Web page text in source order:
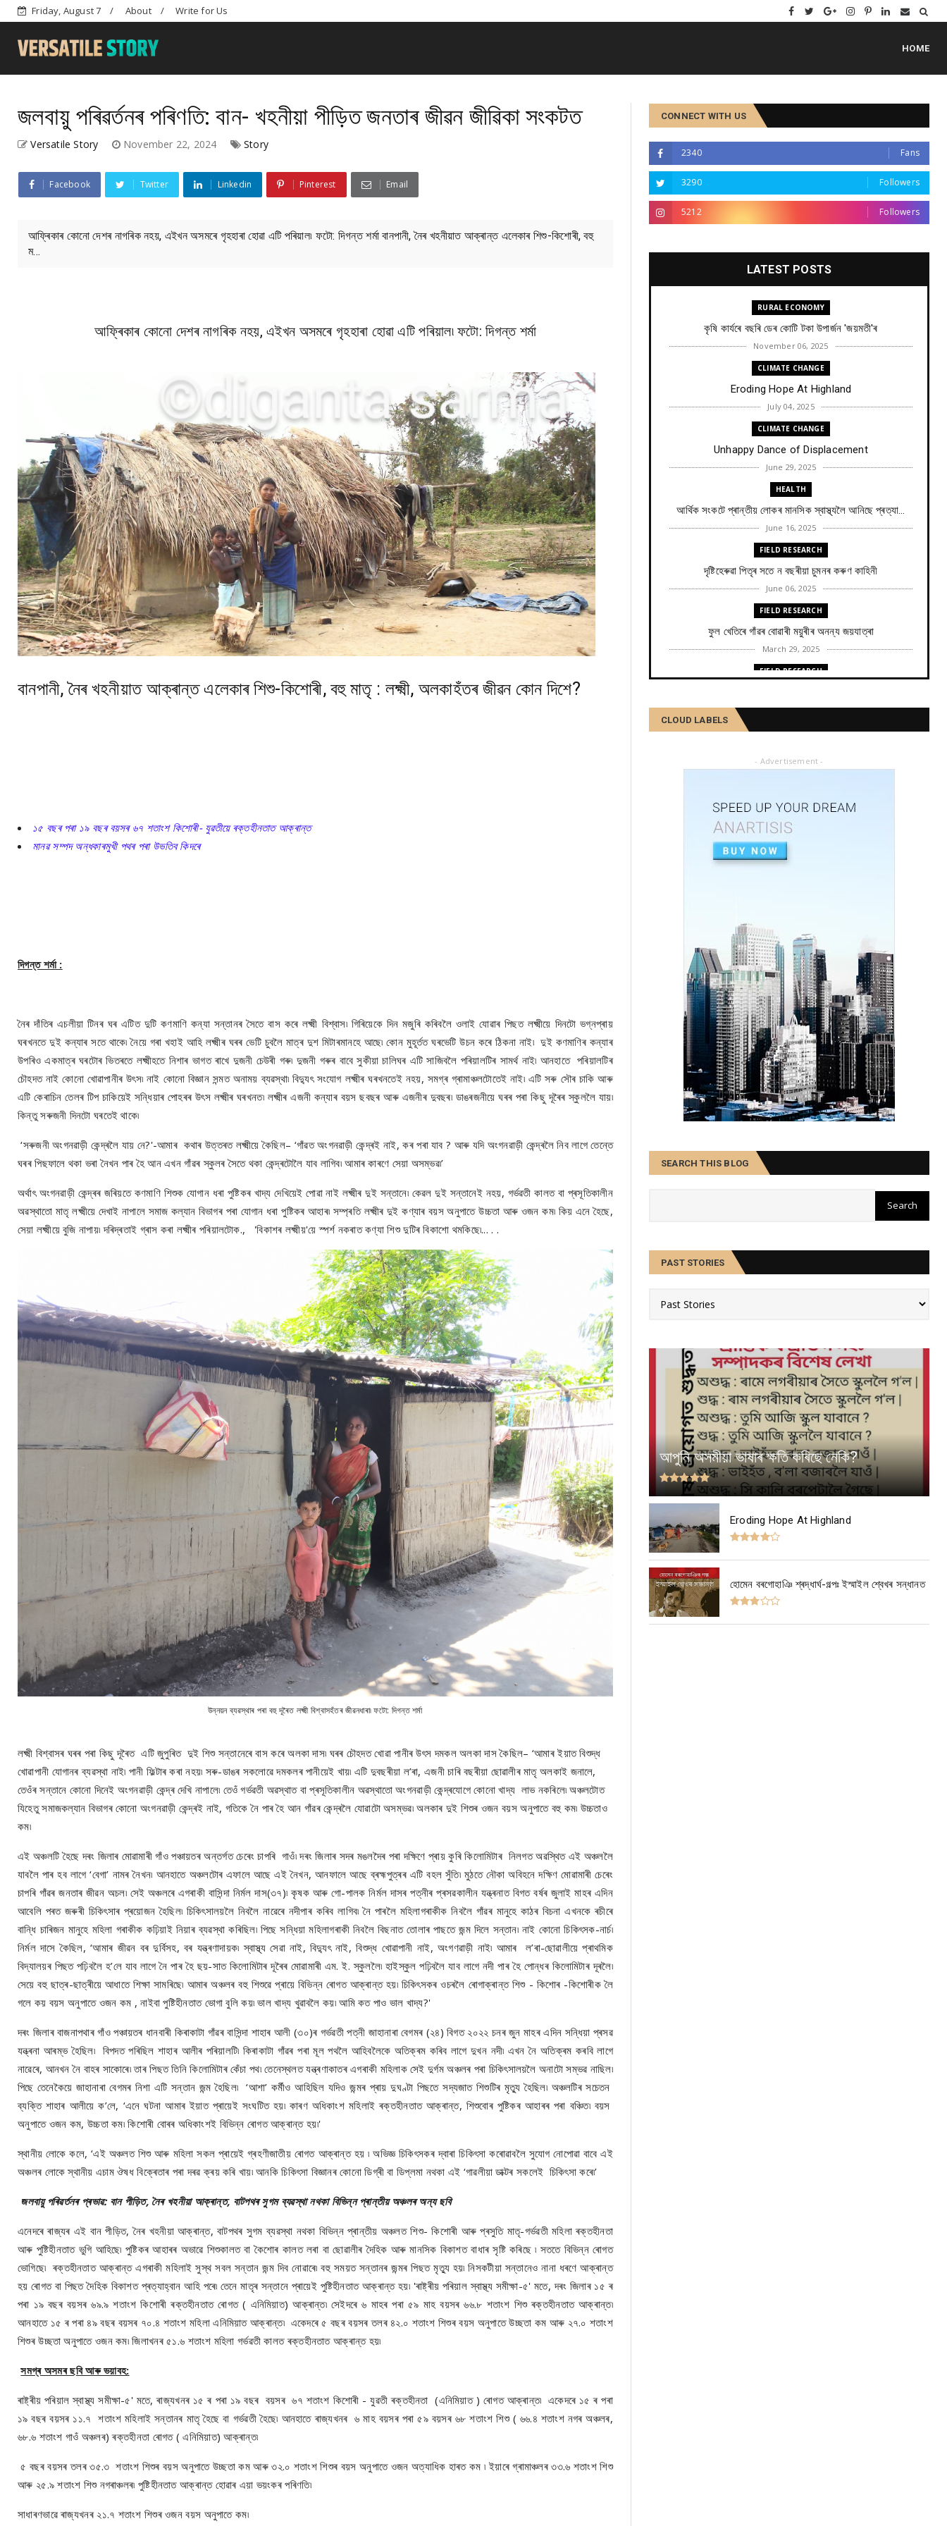
Friday, August 7 About Write for Us
HOME
জলবায়ু পৰিৱৰ্তনৰ পৰিণতি: বান- খহনীয়া পীড়িত জনতাৰ জীৱন জীৱিকা সংকটত
Versatile Story November 22, 2024 Story
Facebook Twitter Linkedin Pinterest Email
আফ্ৰিকাৰ কোনো দেশৰ নাগৰিক নহয়, এইখন অসমৰে গৃহহাৰা হোৱা এটি পৰিয়াল৷ ফটো: দিগন্ত শৰ্মা বানপানী, নৈৰ খহনীয়াত আক্ৰান্ত এলেকাৰ শিশু-কিশোৰী, বহু
ম...
আফ্ৰিকাৰ কোনো দেশৰ নাগৰিক নহয়, এইখন অসমৰে গৃহহাৰা হোৱা এটি পৰিয়াল৷ ফটো: দিগন্ত শৰ্মা
বানপানী, নৈৰ খহনীয়াত আক্ৰান্ত এলেকাৰ শিশু-কিশোৰী, বহু মাতৃ : লক্ষ্মী, অলকাহঁতৰ জীৱন কোন দিশে?
১৫ বছৰ পৰা ১৯ বছৰ বয়সৰ ৬৭ শতাংশ কিশোৰী- যুৱতীয়ে ৰক্তহীনতাত আক্ৰান্ত
মানৱ সম্পদ অন্ধকাৰমুখী পথৰ পৰা উভতিব কিদৰে
দিগন্ত শৰ্মা :
নৈৰ দাঁতিৰ এচলীয়া টিনৰ ঘৰ এটিত দুটি কণমাণি কন্যা সন্তানৰ সৈতে বাস কৰে লক্ষ্মী বিশ্বাস৷ গিৰিয়েকে দিন মজুৰি কৰিবলৈ ওলাই যোৱাৰ পিছত লক্ষ্মীয়ে দিনটো ভগ্নপ্ৰায়
ঘৰখনতে দুই কন্যাৰ সতে থাকে৷ নৈয়ে গৰা খহাই আহি লক্ষ্মীৰ ঘৰৰ ভেটি চুবলৈ মাত্ৰ দুশ মিটাৰমানহে আছে৷ কোন মুহূৰ্তত ঘৰভেটি উচন কৰে ঠিকনা নাই৷ দুই কণমাণিৰ কন্যাৰ
উপৰিও একমাত্ৰ ঘৰটোৰ ভিতৰতে লক্ষ্মীহতে নিশাৰ ভাগত ৰাখে দুজনী চেউৰী গৰু৷ দুজনী গৰুৰ বাবে সুকীয়া চালিঘৰ এটি সাজিবলৈ পৰিয়ালটিৰ সামৰ্থ নাই৷ আনহাতে পৰিয়ালটিৰ
চৌহদত নাই কোনো খোৱাপানীৰ উৎস৷ নাই কোনো বিজ্ঞান সন্মত অনাময় ব্যৱস্থা৷ বিদ্যুৎ সংযোগ লক্ষ্মীৰ ঘৰখনতেই নহয়, সমগ্ৰ গ্ৰামাঞ্চলটোতেই নাই৷ এটি সৰু সৌৰ চাকি আৰু
এটি কেৰাচিন তেলৰ টিপ চাকিয়েই সন্ধিয়াৰ পোহৰৰ উৎস লক্ষ্মীৰ ঘৰখনত৷ লক্ষ্মীৰ এজনী কন্যাৰ বয়স ছবছৰ আৰু এজনীৰ দুবছৰ৷ ডাঙৰজনীয়ে ঘৰৰ পৰা কিছু দূৰৈৰ স্কুললৈ যায়৷
কিন্তু সৰুজনী দিনটো ঘৰতেই থাকে৷
‘সৰুজনী অংগনৱাড়ী কেন্দ্ৰলৈ যায় নে?'-আমাৰ কথাৰ উত্তৰত লক্ষ্মীয়ে কৈছিল– ‘গাঁৱত অংগনৱাড়ী কেন্দ্ৰই নাই, কৰ পৰা যাব ? আৰু যদি অংগনৱাড়ী কেন্দ্ৰলৈ নিব লাগে তেন্তে
ঘৰৰ পিছফালে থকা ভৰা নৈখন পাৰ হৈ আন এখন গাঁৱৰ স্কুলৰ সৈতে থকা কেন্দ্ৰটোলৈ যাব লাগিব৷ আমাৰ কাৰণে সেয়া অসম্ভৱ৷’
অৰ্থাৎ অংগনৱাড়ী কেন্দ্ৰৰ জৰিয়তে কণমাণি শিশুক যোগান ধৰা পুষ্টিকৰ খাদ্য দেখিয়েই পোৱা নাই লক্ষ্মীৰ দুই সন্তানে৷ কেৱল দুই সন্তানেই নহয়, গৰ্ভৱতী কালত বা প্ৰসূতিকালীন
অৱস্থাতো মাতৃ লক্ষ্মীয়ে দেখাই নাপালে সমাজ কল্যান বিভাগৰ পৰা যোগান ধৰা পুষ্টিকৰ আহাৰ৷ সম্প্ৰতি লক্ষ্মীৰ দুই কণ্যাৰ বয়স অনুপাতে উচ্চতা আৰু ওজন কম৷ কিয় এনে হৈছে,
সেয়া লক্ষ্মীয়ে বুজি নাপায়৷ দৰিদ্ৰতাই গ্ৰাস কৰা লক্ষ্মীৰ পৰিয়ালটোক., 'বিকাশৰ লক্ষ্মীয়'য়ে স্পৰ্শ নকৰাত কণ্যা শিশু দুটিৰ বিকাশো থমকিছে৷... . .
উন্নয়ন ব্যৱস্থাৰ পৰা বহু দূৰৈত লক্ষ্মী বিশ্বাসহঁতৰ জীৱনধাৰা৷ ফটো: দিগন্ত শৰ্মা
লক্ষ্মী বিশ্বাসৰ ঘৰৰ পৰা কিছু দূৰৈত এটি জুপুৰিত দুই শিশু সন্তানেৰে বাস কৰে অলকা দাস৷ ঘৰৰ চৌহদত খোৱা পানীৰ উৎস দমকল অলকা দাস কৈছিল– ‘আমাৰ ইয়াত বিশুদ্ধ
খোৱাপানী যোগানৰ ব্যৱস্থা নাই৷ পানী ফিল্টাৰ কৰা নহয়৷ সৰু-ডাঙৰ সকলোৱে দমকলৰ পানীয়েই খায়৷ এটি দুবছৰীয়া ল’ৰা, এজনী চাৰি বছৰীয়া ছোৱালীৰ মাতৃ অলকাই জনালে,
তেওঁৰ সন্তানে কোনো দিনেই অংগনৱাড়ী কেন্দ্ৰ দেখি নাপালে৷ তেওঁ গৰ্ভৱতী অৱস্থাত বা প্ৰসূতিকালীন অৱস্থাতো অংগনৱাড়ী কেন্দ্ৰযোগে কোনো খাদ্য লাভ নকৰিলে৷ অঞ্চলটোত
যিহেতু সমাজকল্যান বিভাগৰ কোনো অংগনৱাড়ী কেন্দ্ৰই নাই, গতিকে নৈ পাৰ হৈ আন গাঁৱৰ কেন্দ্ৰলৈ যোৱাটো অসম্ভৱ৷ অলকাৰ দুই শিশুৰ ওজন বয়স অনুপাতে বহু কম৷ উচ্চতাও
কম৷
এই অঞ্চলটি হৈছে দৰং জিলাৰ মোৱামাৰী গাঁও পঞ্চায়তৰ অন্তৰ্গত চেৰেং চাপৰি গাওঁ৷ দৰং জিলাৰ সদৰ মঙলদৈৰ পৰা দক্ষিণে প্ৰায় কুৰি কিলোমিটাৰ নিলগত অৱস্থিত এই অঞ্চললৈ
যাবলৈ পাৰ হব লাগে ‘বেগা’ নামৰ নৈখন৷ আনহাতে অঞ্চলটোৰ এফালে আছে এই নৈখন, আনফালে আছে ব্ৰহ্মপুত্ৰৰ এটি বহল সুঁতি৷ মুঠতে নৌকা অবিহনে দক্ষিণ মোৱামাৰী চেৰেং
চাপৰি গাঁৱৰ জনতাৰ জীৱন অচল৷ সেই অঞ্চলৰে এগৰাকী বাসিন্দা নিৰ্মল দাস(৩৭)৷ কৃষক আৰু গো-পালক নিৰ্মল দাসৰ পত্নীৰ প্ৰসৱকালীন যন্ত্ৰনাত বিগত বৰ্ষৰ জুলাই মাহৰ এদিন
আবেলি পৰত জৰুৰী চিকিৎসাৰ প্ৰয়োজন হৈছিল৷ চিকিৎসালয়লৈ নিবলৈ নাৱেৰে নদীপাৰ কৰিব লাগিব৷ নৈ পাৰলৈ মহিলাগৰাকীক নিবলৈ গাঁৱৰ মানুহে কাঠৰ বিচনা এখনকে ৰচীৰে
বান্ধি চাৰিজন মানুহে মহিলা গৰাকীক কঢ়িয়াই নিয়াৰ ব্যৱস্থা কৰিছিল৷ পিছে সন্ধিয়া মহিলাগৰাকী নিবলৈ বিছনাত তোলাৰ পাছতে জন্ম দিলে সন্তান৷ নাই কোনো চিকিৎসক-নাৰ্চ৷
নিৰ্মল দাসে কৈছিল, ‘আমাৰ জীৱন বৰ দুৰ্বিসহ, বৰ যন্ত্ৰণাদায়ক৷ স্বাস্থ্য সেৱা নাই, বিদ্যুৎ নাই, বিশুদ্ধ খোৱাপানী নাই, অংগণৱাড়ী নাই৷ আমাৰ ল’ৰা-ছোৱালীয়ে প্ৰাথমিক
বিদ্যালয়ৰ পিছত পঢ়িবলৈ হ’লে যাব লাগে নৈ পাৰ হৈ ছয়-সাত কিলোমিটাৰ দূৰৈৰ মোৱামাৰী এম. ই. স্কুললৈ৷ হাইস্কুল পঢ়িবলৈ যাব লাগে নদী পাৰ হৈ পোন্ধৰ কিলোমিটাৰ দূৰলৈ৷
সেয়ে বহু ছাত্ৰ-ছাত্ৰীয়ে আধাতে শিক্ষা সামৰিছে৷ আমাৰ অঞ্চলৰ বহু শিশুৱে প্ৰায়ে বিভিন্ন ৰোগত আক্ৰান্ত হয়৷ চিকিৎসকৰ ওচৰলৈ ৰোগাক্ৰান্ত শিশু - কিশোৰ -কিশোৰীক লৈ
গলে কয় বয়স অনুপাতে ওজন কম , নাইবা পুষ্টিহীনতাত ভোগা বুলি কয়৷ ভাল খাদ্য খুৱাবলৈ কয়৷ আমি কত পাও ভাল খাদ্য?'
দৰং জিলাৰ বাজনাপথাৰ গাঁও পঞ্চায়তৰ ধানবাৰী কিৰাকাটা গাঁৱৰ বাসিন্দা শাহাৰ আলী (৩০)ৰ গৰ্ভৱতী পত্নী জাহানাৰা বেগমৰ (২৪) বিগত ২০২২ চনৰ জুন মাহৰ এদিন সন্ধিয়া প্ৰসৱ
যন্ত্ৰনা আৰম্ভ হৈছিল৷ বিপদত পৰিছিল শাহাৰ আলীৰ পৰিয়ালটি৷ কিৰাকাটা গাঁৱৰ পৰা মূল পথলৈ আহিবলৈকে অতিক্ৰম কৰিব লাগে দুখন নদী৷ এখন নৈ অতিক্ৰম কৰবি লাগে
নাৱেৰে, আনখন নৈ বাহৰ সাকোৰে৷ তাৰ পিছত তিনি কিলোমিটাৰ কেঁচা পথ৷ তেনেস্থলত যন্ত্ৰণাকাতৰ এগৰাকী মহিলাক সেই দুৰ্গম অঞ্চলৰ পৰা চিকিৎসালয়লৈ অনাটো সম্ভৱ নাছিল৷
পিছে তেনেকৈয়ে জাহানাৰা বেগমৰ নিশা এটি সন্তান জন্ম হৈছিল৷ ‘আশা’ কৰ্মীও আহিছিল যদিও জন্মৰ প্ৰায় দুঘণ্টা পিছতে সদ্যজাত শিশুটিৰ মৃত্যু হৈছিল৷ অঞ্চলটিৰ সচেতন
ব্যক্তি শাহাৰ আলীয়ে ক’লে, ‘এনে ঘটনা আমাৰ ইয়াত প্ৰায়েই সংঘটিত হয়৷ কাৰণ অধিকাংশ মহিলাই ৰক্তহীনতাত আক্ৰান্ত, শিশুবোৰ পুষ্টিকৰ আহাৰৰ পৰা বঞ্চিত৷ বয়স
অনুপাতে ওজন কম, উচ্চতা কম৷ কিশোৰী বোৰৰ অধিকাংশই বিভিন্ন ৰোগত আক্ৰান্ত হয়৷'
স্থানীয় লোকে কলে, ‘এই অঞ্চলত শিশু আৰু মহিলা সকল প্ৰায়েই গ্ৰহণীজাতীয় ৰোগত আক্ৰান্ত হয় ৷ অভিজ্ঞ চিকিৎসকৰ দ্বাৰা চিকিৎসা কৰোৱাবলৈ সুযোগ নোপোৱা বাবে এই
অঞ্চলৰ লোকে স্থানীয় এচাম ঔষধ বিক্ৰেতাৰ পৰা দৰৱ ক্ৰয় কৰি খায়৷ আনকি চিকিৎসা বিজ্ঞানৰ কোনো ডিগ্ৰী বা ডিপ্লমা নথকা এই ‘গাৱলীয়া ডাক্টৰ সকলেই চিকিৎসা কৰে৷’
জলবায়ু পৰিৱৰ্তনৰ প্ৰভাৱ: বান পীড়িত, নৈৰ খহনীয়া আক্ৰান্ত, বাটপথৰ সুগম ব্যৱস্থা নথকা বিভিন্ন প্ৰান্তীয় অঞ্চলৰ অন্য ছবি
এনেদৰে ৰাজ্যৰ এই বান পীড়িত, নৈৰ খহনীয়া আক্ৰান্ত, বাটপথৰ সুগম ব্যৱস্থা নথকা বিভিন্ন প্ৰান্তীয় অঞ্চলত শিশু- কিশোৰী আৰু প্ৰসুতি মাতৃ-গৰ্ভৱতী মহিলা ৰক্তহীনতা
আৰু পুষ্টিহীনতাত ভুগি আহিছে৷ পুষ্টিকৰ আহাৰৰ অভাৱে শিশুকালত বা কৈশোৰ কালত লৰা বা ছোৱালীৰ দৈহিক আৰু মানসিক বিকাশত বাধাৰ সৃষ্টি কৰিছে ৷ সততে বিভিন্ন ৰোগত
ভোগিছে৷ ৰক্তহীনতাত আক্ৰান্ত এগৰাকী মহিলাই সুস্থ সবল সন্তান জন্ম দিব নোৱাৰে৷ বহু সময়ত সন্তানৰ জন্মৰ পিছত মৃত্যু হয়৷ নিসকটীয়া সন্তানেও নানা ধৰণে আক্ৰান্ত
হয় ৰোগত বা পিছত দৈহিক বিকাশত প্ৰত্যাহ্বান আহি পৰে৷ তেনে মাতৃৰ সন্তানে প্ৰায়েই পুষ্টিহীনতাত আক্ৰান্ত হয়৷ 'ৰাষ্ট্ৰীয় পৰিয়াল স্বাস্থ্য সমীক্ষা-৫' মতে, দৰং জিলাৰ ১৫ ৰ
পৰা ১৯ বছৰ বয়সৰ ৬৯.৯ শতাংশ কিশোৰী ৰক্তহীনতাত ৰোগত ( এনিমিয়াত) আক্ৰান্ত৷ সেইদৰে ৬ মাহৰ পৰা ৫৯ মাহ বয়সৰ ৬৬.৮ শতাংশ শিশু ৰক্তহীনতাত আক্ৰান্ত৷
আনহাতে ১৫ ৰ পৰা ৪৯ বছৰ বয়সৰ ৭০.৪ শতাংশ মহিলা এনিমিয়াত আক্ৰান্ত৷ একেদৰে ৫ বছৰ বয়সৰ তলৰ ৪২.০ শতাংশ শিশুৰ বয়স অনুপাতে উচ্ছতা কম আৰু ২৭.০ শতাংশ
শিশুৰ উচ্ছতা অনুপাতে ওজন কম৷ জিলাখনৰ ৫১.৬ শতাংশ মহিলা গৰ্ভৱতী কালত ৰক্তহীনতাত আক্ৰান্ত হয়৷
সমগ্ৰ অসমৰ ছবি আৰু ভয়াবহ:
ৰাষ্ট্ৰীয় পৰিয়াল স্বাস্থ্য সমীক্ষা-৫' মতে, ৰাজ্যখনৰ ১৫ ৰ পৰা ১৯ বছৰ বয়সৰ ৬৭ শতাংশ কিশোৰী - যুৱতী ৰক্তহীনতা (এনিমিয়াত ) ৰোগত আক্ৰান্ত৷ একেদৰে ১৫ ৰ পৰা
১৯ বছৰ বয়সৰ ১১.৭ শতাংশ মহিলাই সন্তানৰ মাতৃ হৈছে বা গৰ্ভৱতী হৈছে৷ আনহাতে ৰাজ্যখনৰ ৬ মাহ বয়সৰ পৰা ৫৯ বয়সৰ ৬৮ শতাংশ শিশু ( ৬৬.৪ শতাংশ নগৰ অঞ্চলৰ,
৬৮.৬ শতাংশ গাওঁ অঞ্চলৰ) ৰক্তহীনতা ৰোগত ( এনিমিয়াত) আক্ৰান্ত৷
৫ বছৰ বয়সৰ তলৰ ৩৫.৩ শতাংশ শিশুৰ বয়স অনুপাতে উচ্ছতা কম আৰু ৩২.০ শতাংশ শিশুৰ বয়স অনুপাতে ওজন অত্যাধিক হাৰত কম ৷ ইয়াৰে গ্ৰামাঞ্চলৰ ৩৩.৬ শতাংশ শিশু
আৰু ২৫.৯ শতাংশ শিশু নগৰাঞ্চলৰ৷ পুষ্টিহীনতাত আক্ৰান্ত হোৱাৰ এয়া ভয়ংকৰ পৰিণতি৷
সাধাৰণভাৱে ৰাজ্যখনৰ ২১.৭ শতাংশ শিশুৰ ওজন বয়স অনুপাতে কম৷
CONNECT WITH US
2340 Fans
3290 Followers
5212 Followers
LATEST POSTS
RURAL ECONOMY
কৃষি কাৰ্যৰে বছৰি ডেৰ কোটি টকা উপার্জন 'জয়মতী'ৰ
November 06, 2025
CLIMATE CHANGE
Eroding Hope At Highland
July 04, 2025
CLIMATE CHANGE
Unhappy Dance of Displacement
June 29, 2025
HEALTH
আৰ্থিক সংকটে প্ৰান্তীয় লোকৰ মানসিক স্বাস্থ্যলৈ আনিছে প্ৰত্যা...
June 16, 2025
FIELD RESEARCH
দৃষ্টিহেৰুৱা পিতৃৰ সতে ন বছৰীয়া চুমনৰ কৰুণ কাহিনী
June 06, 2025
FIELD RESEARCH
ফুল খেতিৰে গাঁৱৰ বোৱাৰী ময়ুৰীৰ অনন্য জয়যাত্ৰা
March 29, 2025
FIELD RESEARCH
February 27, 2025
FIELD RESEARCH
February 04, 2025
একালৰ উগ্ৰপন্থী কবলিত দূৰ্গম গাঁৱৰ পৰা ৰাষ্ট্ৰীয় পৰ্যায়লৈ ময়...
December 26, 2024
SOCIAL
CLOUD LABELS
- Advertisement -
SEARCH THIS BLOG
PAST STORIES
আপুনি অসমীয়া ভাষাৰ ক্ষতি কৰিছে নেকি?
Eroding Hope At Highland
হোমেন বৰগোহাঞি শ্ৰদ্ধাৰ্ঘ-গল্পঃ ইস্মাইল শ্বেখৰ সন্ধানত